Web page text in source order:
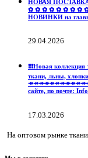
НОВАЯ
✿ ✿ ✿ ✿ ✿ ✿ ✿ ✿ ✿
НОВИНКИ на
29.04.2026
❗️❗️❗️Новая
ткани, льны,
сайте, по почте:
17.03.2026
На оптовом рынке